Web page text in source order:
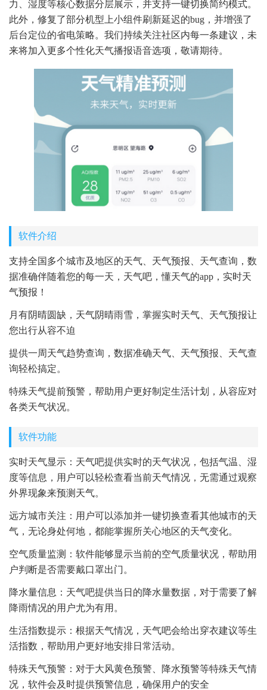
力、湿度等核心数据分层展示，并支持一键切换简约模式。
此外，修复了部分机型上小组件刷新延迟的bug，并增强了
后台定位的省电策略。我们持续关注社区内每一条建议，未
来将加入更多个性化天气播报语音选项，敬请期待。
软件介绍
支持全国多个城市及地区的天气、天气预报、天气查询，数
据准确伴随着您的每一天，天气吧，懂天气的app，实时天
气预报！
月有阴晴圆缺，天气阴晴雨雪，掌握实时天气、天气预报让
您出行从容不迫
提供一周天气趋势查询，数据准确天气、天气预报、天气查
询轻松搞定。
特殊天气提前预警，帮助用户更好制定生活计划，从容应对
各类天气状况。
软件功能
实时天气显示：天气吧提供实时的天气状况，包括气温、湿
度等信息，用户可以轻松查看当前天气情况，无需通过观察
外界现象来预测天气。
远方城市关注：用户可以添加并一键切换查看其他城市的天
气，无论身处何地，都能掌握所关心地区的天气变化。
空气质量监测：软件能够显示当前的空气质量状况，帮助用
户判断是否需要戴口罩出门。
降水量信息：天气吧提供当日的降水量数据，对于需要了解
降雨情况的用户尤为有用。
生活指数提示：根据天气情况，天气吧会给出穿衣建议等生
活指数，帮助用户更好地安排日常活动。
特殊天气预警：对于大风黄色预警、降水预警等特殊天气情
况，软件会及时提供预警信息，确保用户的安全